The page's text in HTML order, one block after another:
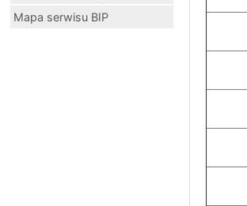
Mapa serwisu BIP